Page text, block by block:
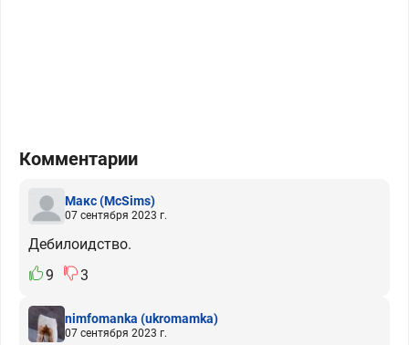
Комментарии
Макс(McSims)
07 сентября 2023 г.
Дебилоидство.
9
3
nimfomanka (ukromamka)
07 сентября 2023 г.